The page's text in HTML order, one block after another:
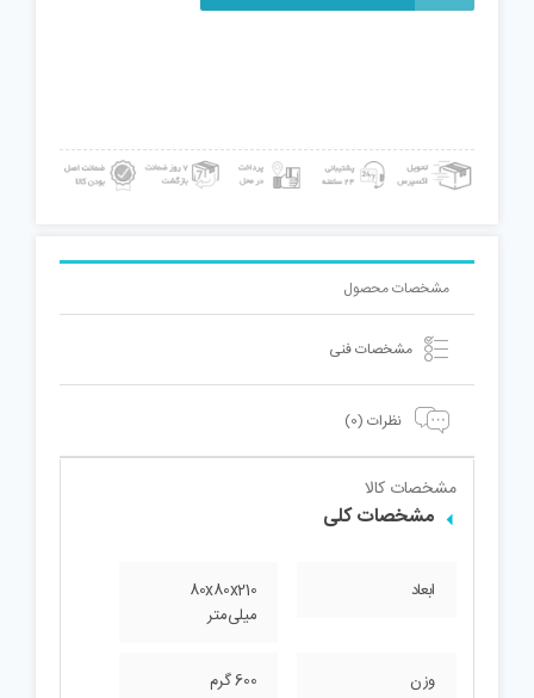
مشخصات محصول
مشخصات فنی
نظرات (0)
مشخصات کالا
مشخصات کلی
ابعاد
80x80x210
میلی‌متر
وزن 600 گرم